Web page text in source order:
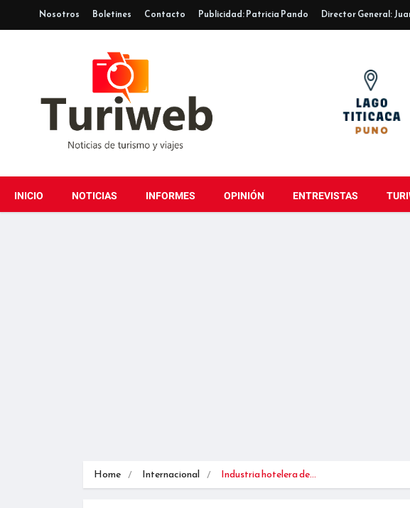
Nosotros Boletines Contacto Publicidad: Patricia Pando Director General:
INICIO NOTICIAS INFORMES OPINIÓN ENTREVISTAS
Home Internacional Industria hotelera de…